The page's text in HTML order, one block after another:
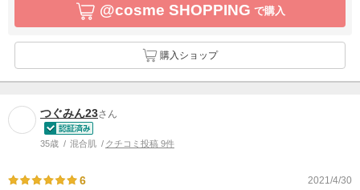
@cosme SHOPPING で購入
購入ショップ
つぐみん23さん
35歳 混合肌 クチコミ投稿 9件
6 2021/4/30